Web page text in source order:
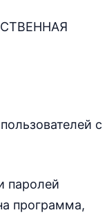
с
паролей
программа,